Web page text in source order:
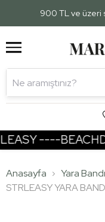
900 TL ve üzeri
----
Anasayfa
Yara Bandı
STRLEASY YARA